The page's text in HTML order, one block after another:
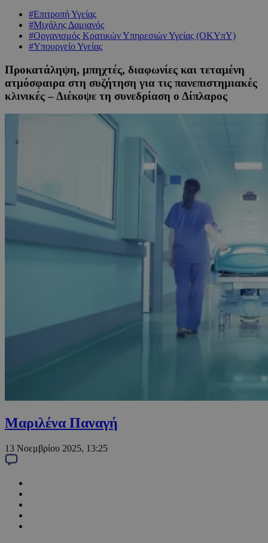
#Επιτροπή Υγείας
#Μιχάλης Δαμιανός
#Οργανισμός Κρατικών Υπηρεσιών Υγείας (ΟΚΥπΥ)
#Υπουργείο Υγείας
Προκατάληψη, μπηχτές, διαφωνίες και τεταμένη
ατμόσφαιρα στη συζήτηση για τις πανεπιστημιακές
κλινικές – Διέκοψε τη συνεδρίαση ο Δίπλαρος
Μαριλένα Παναγή
13 Νοεμβρίου 2025, 13:25